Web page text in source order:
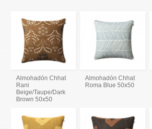
Almohadón Chhat
Rani
Beige/Taupe/Dark
Brown 50x50
Almohadón Chhat
Roma Blue 50x50